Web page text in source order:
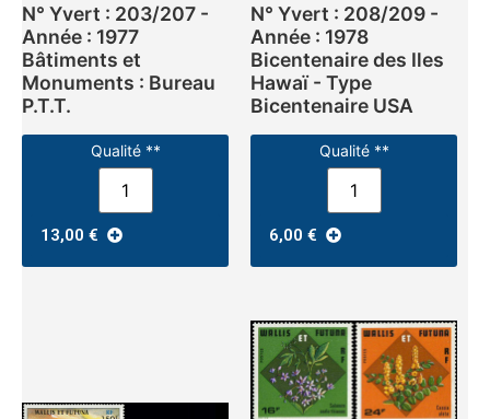
N° Yvert : 203/207 -
Année : 1977
Bâtiments et
Monuments : Bureau
P.T.T.
Qualité **
13,00 €
N° Yvert : 208/209 -
Année : 1978
Bicentenaire des Iles
Hawaï - Type
Bicentenaire USA
Qualité **
6,00 €